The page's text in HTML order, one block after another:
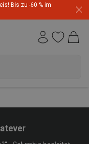
Bis zu -60 % im